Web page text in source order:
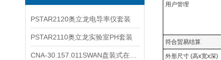
PSTAR2120奥立龙电导率仪套装
PSTAR2110奥立龙实验室PH套装
用户管理
符合贸易结算
外形尺寸 (高x宽x深)